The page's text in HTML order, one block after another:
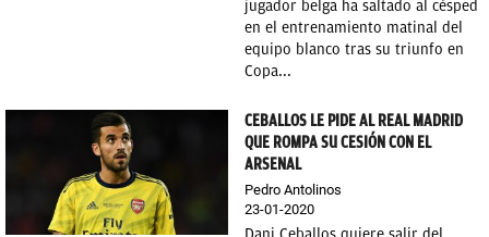
jugador belga ha saltado al césped
en el entrenamiento matinal del
equipo blanco tras su triunfo en
Copa...
CEBALLOS LE PIDE AL REAL MADRID
QUE ROMPA SU CESIÓN CON EL
ARSENAL
Pedro Antolinos
23-01-2020